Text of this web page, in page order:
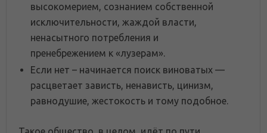
высокомерием, сознанием собственной
исключительности, жаждой власти,
ненасытного потребления и
пренебрежением к «лузерам».
Если нет – начинается поиск виноватых —
расцветает зависть, ненависть, цинизм,
равнодушие, жестокость и тому подобное.